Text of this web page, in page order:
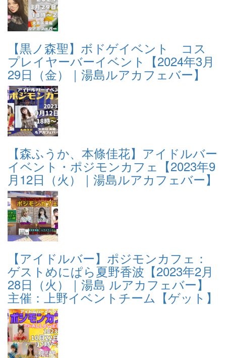
【黒ノ森聖】ボドゲイベント コス
プレイヤーバーイベント【2024年3月
29日（金）｜湯島ルアカフェバー】
【森ふうか、本條佳花】アイドルバー
イベント・ポジモンカフェ【2023年9
月12日（火）｜湯島ルアカフェバー】
【アイドルバー】ポジモンカフェ：
ゲストめにぱら夏野香波【2023年2月
28日（火）｜湯島 ルアカフェバー】
主催：上野イベントチーム【ゲット】